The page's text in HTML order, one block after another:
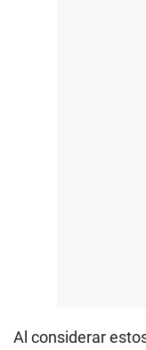
Al considerar